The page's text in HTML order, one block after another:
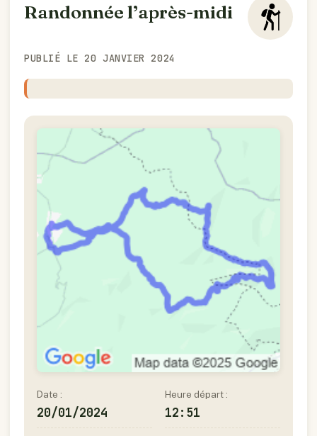
Randonnée l’après-midi
PUBLIÉ LE 20 JANVIER 2024
Date :
20/01/2024
Heure départ :
12:51